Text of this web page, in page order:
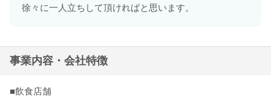
徐々に一人立ちして頂ければと思います。
事業内容・会社特徴
■飲食店舗